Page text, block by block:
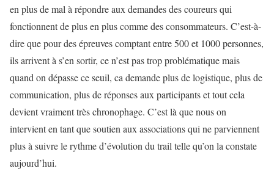
en plus de mal à répondre aux demandes des coureurs qui
fonctionnent de plus en plus comme des consommateurs. C’est-à-
dire que pour des épreuves comptant entre 500 et 1000 personnes,
ils arrivent à s’en sortir, ce n’est pas trop problématique mais
quand on dépasse ce seuil, ca demande plus de logistique, plus de
communication, plus de réponses aux participants et tout cela
devient vraiment très chronophage. C’est là que nous on
intervient en tant que soutien aux associations qui ne parviennent
plus à suivre le rythme d’évolution du trail telle qu’on la constate
aujourd’hui.